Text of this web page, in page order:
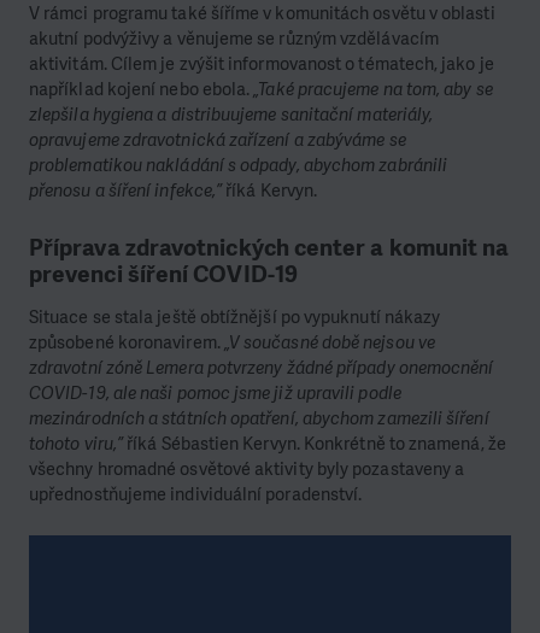
V rámci programu také šíříme v komunitách osvětu v oblasti
akutní podvýživy a věnujeme se různým vzdělávacím
aktivitám. Cílem je zvýšit informovanost o tématech, jako je
například kojení nebo ebola.„Také pracujeme na tom, aby se
zlepšila hygiena a distribuujeme sanitační materiály,
opravujeme zdravotnická zařízení a zabýváme se
problematikou nakládání s odpady, abychom zabránili
přenosu a šíření infekce,”říká Kervyn.
Příprava zdravotnických center a komunit na
prevenci šíření COVID-19
Situace se stala ještě obtížnější po vypuknutí nákazy
způsobené koronavirem. „V současné době nejsou ve
zdravotní zóně Lemera potvrzeny žádné případy onemocnění
COVID-19, ale naši pomoc jsme již upravili podle
mezinárodních a státních opatření, abychom zamezili šíření
tohoto viru,”říká Sébastien Kervyn. Konkrétně to znamená, že
všechny hromadné osvětové aktivity byly pozastaveny a
upřednostňujeme individuální poradenství.